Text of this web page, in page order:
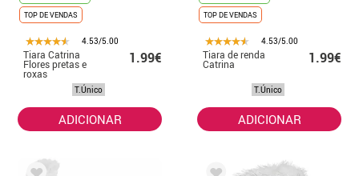
TOP DE VENDAS
4.53/5.00
Tiara Catrina
Flores pretas e
roxas
1.99€
T.Único
ADICIONAR
TOP DE VENDAS
4.53/5.00
Tiara de renda
Catrina 1.99€
T.Único
ADICIONAR